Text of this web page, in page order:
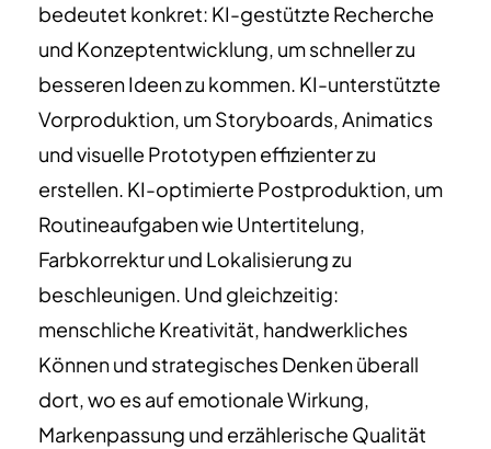
bedeutet konkret: KI-gestützte Recherche
und Konzeptentwicklung, um schneller zu
besseren Ideen zu kommen. KI-unterstützte
Vorproduktion, um Storyboards, Animatics
und visuelle Prototypen effizienter zu
erstellen. KI-optimierte Postproduktion, um
Routineaufgaben wie Untertitelung,
Farbkorrektur und Lokalisierung zu
beschleunigen. Und gleichzeitig:
menschliche Kreativität, handwerkliches
Können und strategisches Denken überall
dort, wo es auf emotionale Wirkung,
Markenpassung und erzählerische Qualität